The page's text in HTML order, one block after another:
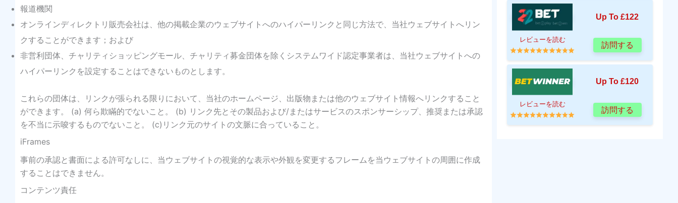
報道機関
オンラインディレクトリ販売会社は、他の掲載企業のウェブサイトへのハイパーリンクと同じ方法で、当社ウェブサイトへリン
クすることができます；および
非営利団体、チャリティショッピングモール、チャリティ募金団体を除くシステムワイド認定事業者は、当社ウェブサイトへの
ハイパーリンクを設定することはできないものとします。
これらの団体は、リンクが張られる限りにおいて、当社のホームページ、出版物または他のウェブサイト情報へリンクすること
ができます。 (a) 何ら欺瞞的でないこと。 (b) リンク先とその製品および/またはサービスのスポンサーシップ、推奨または承認
を不当に示唆するものでないこと。 (c)リンク元のサイトの文脈に合っていること。
iFrames
事前の承認と書面による許可なしに、当ウェブサイトの視覚的な表示や外観を変更するフレームを当ウェブサイトの周囲に作成
することはできません。
コンテンツ責任
Up To £122
レビューを読む
訪問する
Up To £120
レビューを読む
訪問する